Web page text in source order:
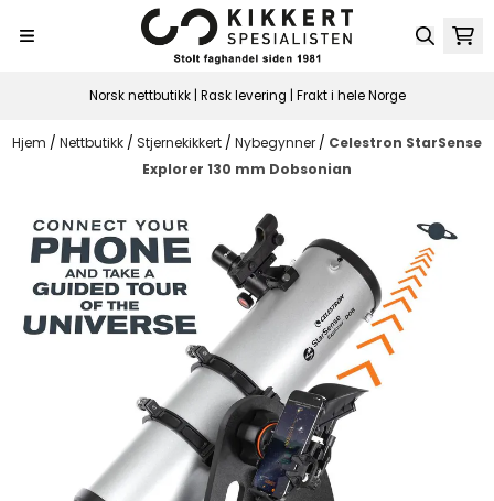
Norsk nettbutikk | Rask levering | Frakt i hele Norge
Hjem / Nettbutikk / Stjernekikkert / Nybegynner / Celestron StarSense
Explorer 130 mm Dobsonian